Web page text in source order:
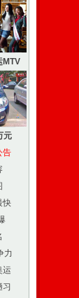
MTV
元
告
快
力
运